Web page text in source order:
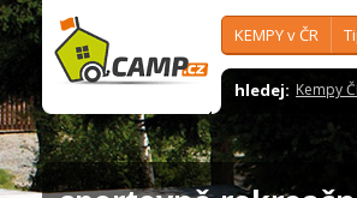
KEMPY v ČR
hledej: Kempy